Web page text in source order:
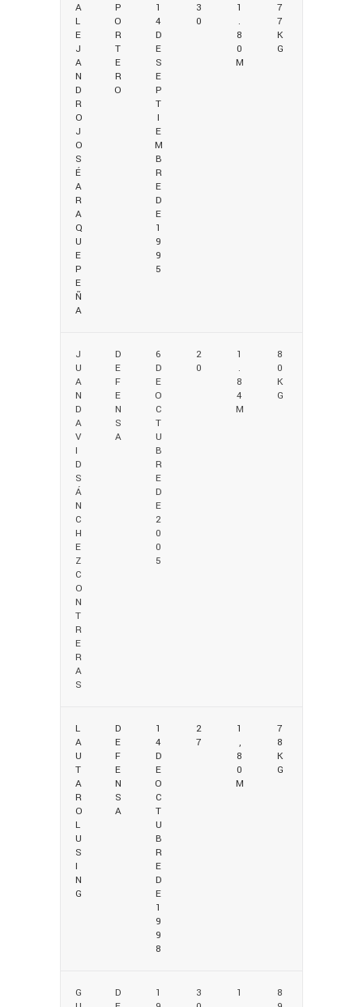
A
L
E
J
A
N
D
R
O
J
O
S
É
A
R
A
Q
U
E
P
E
Ñ
A
P
O
R
T
E
R
O
1
4
D
E
S
E
P
T
I
E
M
B
R
E
D
E
1
9
9
5
3
0
1
.
8
0
M
7
7
K
G
J
U
A
N
D
A
V
I
D
S
Á
N
C
H
E
Z
C
O
N
T
R
E
R
A
S
D
E
F
E
N
S
A
6
D
E
O
C
T
U
B
R
E
D
E
2
0
0
5
2
0
1
.
8
4
M
8
0
K
G
L
A
U
T
A
R
O
L
U
S
I
N
G
D
E
F
E
N
S
A
1
4
D
E
O
C
T
U
B
R
E
D
E
1
9
9
8
2
7
1
,
8
0
M
7
8
K
G
G
D
1
3
1
8